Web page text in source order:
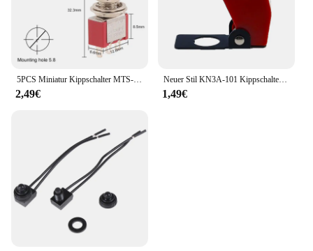
5PCS Miniatur Kippschalter MTS-102/103/202/203/302/304/402/403 AUF-AUF AUF-WEG-AUF 5A125V 2A25 0V 3/6/9/12 Pin Montage 6mm
2,49€
Neuer Stil KN3A-101 Kippschalter Kipphebel 2Pin 2/Gang ON-OFF10A 125V/250V AC Kappe passend zu 12V, 24V, 48V, 110V, 220V Universal
1,49€